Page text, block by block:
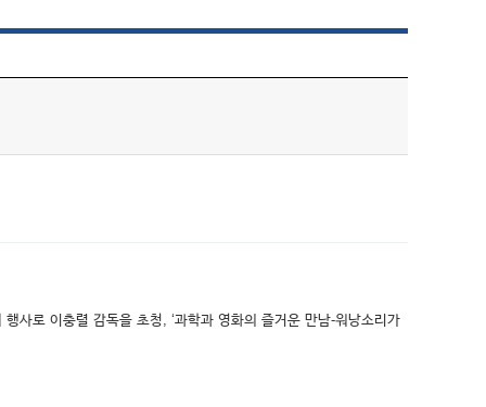
사로 이충렬 감독을 초청, ‘과학과 영화의 즐거운 만남-워낭소리가